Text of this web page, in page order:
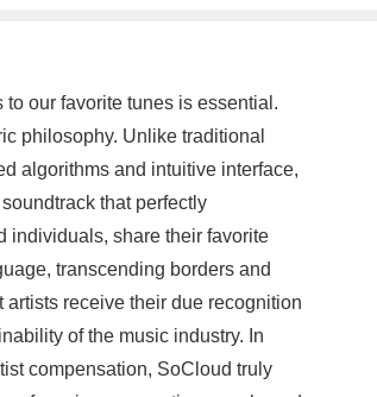
our favorite tunes is essential.
philosophy. Unlike traditional
algorithms and intuitive interface,
that perfectly
individuals, share their favorite
transcending borders and
receive their due recognition
of the music industry. In
compensation, SoCloud truly